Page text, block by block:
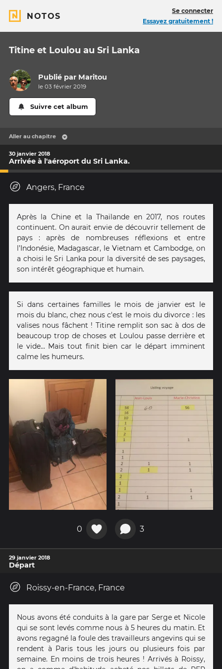
NOTOS
Se connecter
Essayez gratuitement !
Titine et Loulou au Sri Lanka
Publié par Maritou
le 03 février 2019
Suivre cet album
Aller au chapitre
30 janvier 2018
Arrivée à l'aéroport du Sri Lanka.
Angers, France
Après la Chine et la Thaïlande en 2017, nos routes
continuent. On aurait envie de découvrir tellement de
pays : après de nombreuses réflexions et entre
l’Indonésie, Madagascar, le Vietnam et Cambodge, on
a choisi le Sri Lanka pour la diversité de ses paysages,
son intérêt géographique et humain.
Si dans certaines familles le mois de janvier est le
mois du blanc, chez nous c'est le mois du divorce : les
valises nous fâchent ! Titine remplit son sac à dos de
beaucoup trop de choses et Loulou passe derrière et
le vide... Mais tout finit bien car le départ imminent
calme les humeurs.
0 3
29 janvier 2018
Départ
Roissy-en-France, France
Nous avons été conduits à la gare par Serge et Nicole
qui se sont levés comme nous à 5 heures du matin. Et
avons regagné la foule des travailleurs angevins qui se
rendent à Paris tous les jours ou plusieurs fois par
semaine. En moins de trois heures ! Arrivés à Roissy,